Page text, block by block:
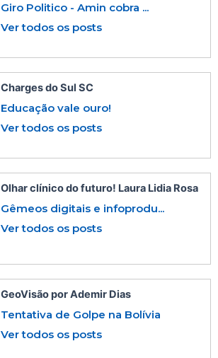
Giro Politico - Amin cobra ...
Ver todos os posts
Charges do Sul SC
Educação vale ouro!
Ver todos os posts
Olhar clínico do futuro! Laura Lidia Rosa
Gêmeos digitais e infoprodu...
Ver todos os posts
GeoVisão por Ademir Dias
Tentativa de Golpe na Bolívia
Ver todos os posts